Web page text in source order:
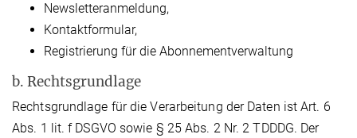
Newsletteranmeldung,
Kontaktformular,
Registrierung für die Abonnementverwaltung
b. Rechtsgrundlage
Rechtsgrundlage für die Verarbeitung der Daten ist Art. 6
Abs. 1 lit. f DSGVO sowie § 25 Abs. 2 Nr. 2 TDDDG. Der